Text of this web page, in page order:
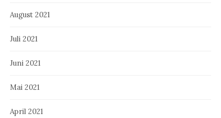
August 2021
Juli 2021
Juni 2021
Mai 2021
April 2021